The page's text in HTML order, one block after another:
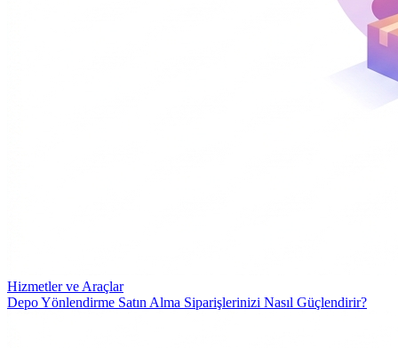
Hizmetler ve Araçlar
Depo Yönlendirme Satın Alma Siparişlerinizi Nasıl Güçlendirir?